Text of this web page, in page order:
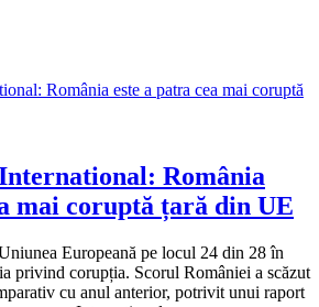
România
mai coruptă țară din UE
Europeană pe locul 24 din 28 în
privind corupția. Scorul României a scăzut
cu anul anterior, potrivit unui raport